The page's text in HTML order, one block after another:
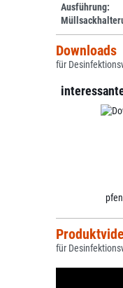
Ausführung:
Downloads
für
für